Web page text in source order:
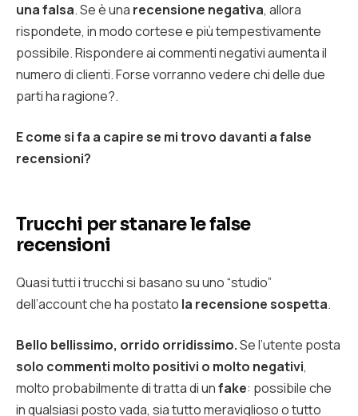
una falsa. Se è una recensione negativa, allora
rispondete, in modo cortese e più tempestivamente
possibile. Rispondere ai commenti negativi aumenta il
numero di clienti. Forse vorranno vedere chi delle due
parti ha ragione?.
E come si fa a capire se mi trovo davanti a false
recensioni?
Trucchi per stanare le false
recensioni
Quasi tutti i trucchi si basano su uno “studio”
dell’account che ha postato la recensione sospetta.
Bello bellissimo, orrido orridissimo.Se l’utente posta
solo commenti molto positivi o molto negativi,
molto probabilmente di tratta di unfake: possibile che
in qualsiasi posto vada, sia tutto meraviglioso o tutto